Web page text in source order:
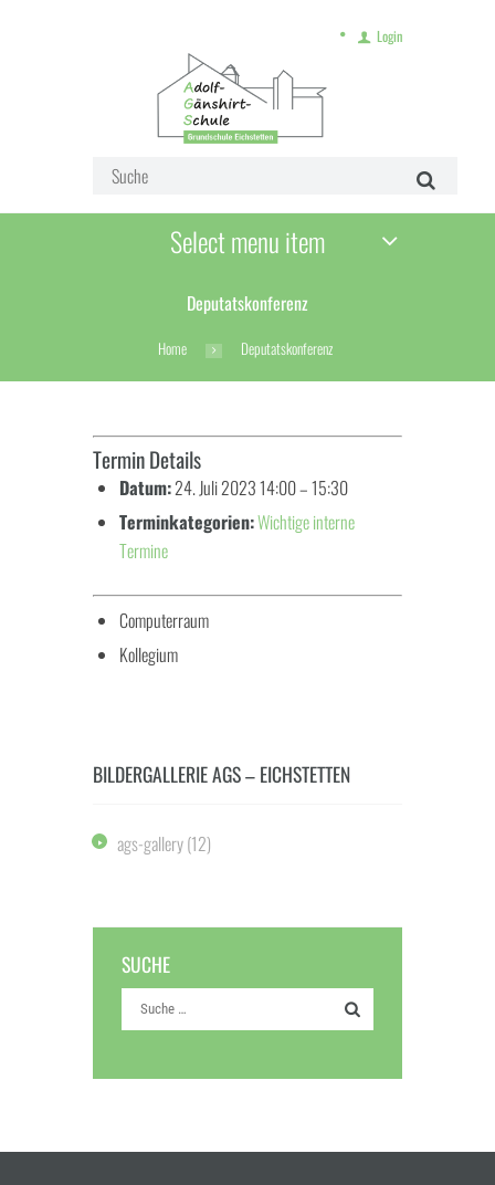
Login
Select menu item
Deputatskonferenz
Home Deputatskonferenz
Termin Details
Datum:24. Juli 2023 14:00–15:30
Terminkategorien:Wichtige interne
Termine
Computerraum
Kollegium
BILDERGALLERIE AGS – EICHSTETTEN
ags-gallery(12)
SUCHE